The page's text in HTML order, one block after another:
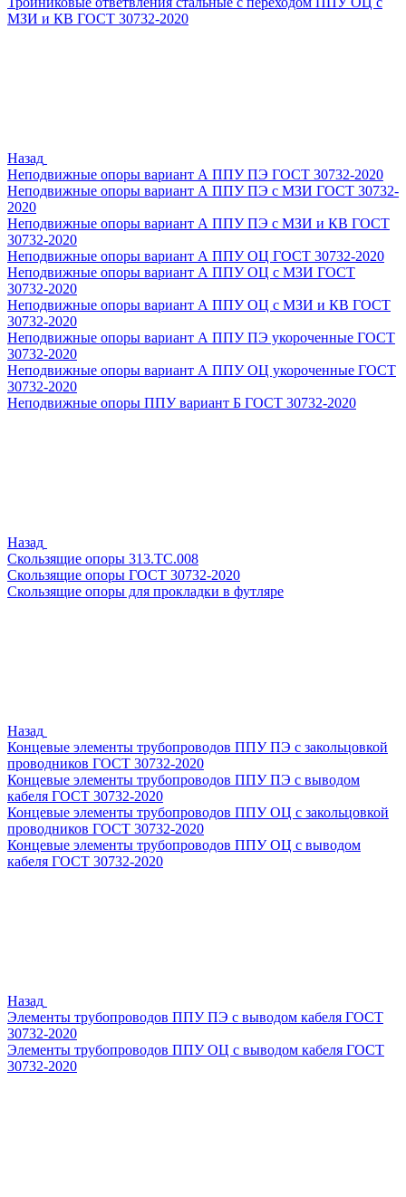
МЗИ и КВ ГОСТ 30732-2020
Назад
Неподвижные опоры вариант А ППУ ПЭ ГОСТ 30732-2020
Неподвижные опоры вариант А ППУ ПЭ с МЗИ ГОСТ 30732-
2020
Неподвижные опоры вариант А ППУ ПЭ с МЗИ и КВ ГОСТ
30732-2020
Неподвижные опоры вариант А ППУ ОЦ ГОСТ 30732-2020
Неподвижные опоры вариант А ППУ ОЦ с МЗИ ГОСТ
30732-2020
Неподвижные опоры вариант А ППУ ОЦ с МЗИ и КВ ГОСТ
30732-2020
Неподвижные опоры вариант А ППУ ПЭ укороченные ГОСТ
30732-2020
Неподвижные опоры вариант А ППУ ОЦ укороченные ГОСТ
30732-2020
Неподвижные опоры ППУ вариант Б ГОСТ 30732-2020
Назад
Скользящие опоры 313.ТС.008
Скользящие опоры ГОСТ 30732-2020
Скользящие опоры для прокладки в футляре
Назад
Концевые элементы трубопроводов ППУ ПЭ с закольцовкой
проводников ГОСТ 30732-2020
Концевые элементы трубопроводов ППУ ПЭ с выводом
кабеля ГОСТ 30732-2020
Концевые элементы трубопроводов ППУ ОЦ с закольцовкой
проводников ГОСТ 30732-2020
Концевые элементы трубопроводов ППУ ОЦ с выводом
кабеля ГОСТ 30732-2020
Назад
Элементы трубопроводов ППУ ПЭ с выводом кабеля ГОСТ
30732-2020
Элементы трубопроводов ППУ ОЦ с выводом кабеля ГОСТ
30732-2020